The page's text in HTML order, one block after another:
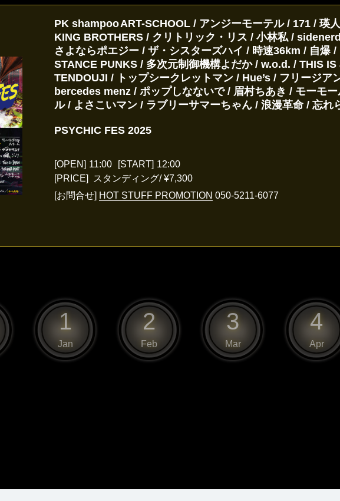
PK shampoo ART-SCHOOL / アンジーモーテル / 171 / 瑛
KING BROTHERS / クリトリック・リス / 小林私 /
さよならポエジー / ザ・シスターズハイ / 時速36km / 自爆
STANCE PUNKS / 多次元制御機構よだか / w.o.d. / THIS
TENDOUJI / トップシークレットマン / Hue’s / フリージ
bercedes menz / ポップしなないで / 眉村ちあき / モーモ
ル / よさこいマン / ラブリーサマーちゃん / 浪漫革命 / 忘れ
PSYCHIC FES 2025
[OPEN] 11:00 [START] 12:00
[PRICE] スタンディング/ ¥7,300
[お問合せ] HOT STUFF PROMOTION 050-5211-6077
1
Jan
2
Feb
3
Mar
4
Apr